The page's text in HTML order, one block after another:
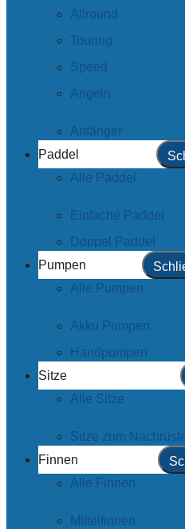
Allround
Touring
Speed
Angeln
Anfänger
Paddel
Alle Paddel
Einfache Paddel
Doppel Paddel
Pumpen
Alle Pumpen
Akku Pumpen
Handpumpen
Sitze
Alle Sitze
Sitze zum
Finnen
Alle Finnen
Mittelfinnen